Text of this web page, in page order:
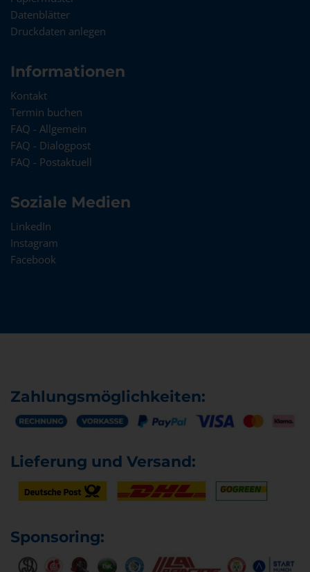
Datenblätter
Druckdaten anlegen
Informationen
Kontakt
Termin buchen
FAQ - Allgemein
FAQ - Dialogpost
FAQ - Postaktuell
Soziale Medien
LinkedIn
Instagram
Facebook
Zahlungsmöglichkeiten:
Lieferung und Versand:
Sponsoring: